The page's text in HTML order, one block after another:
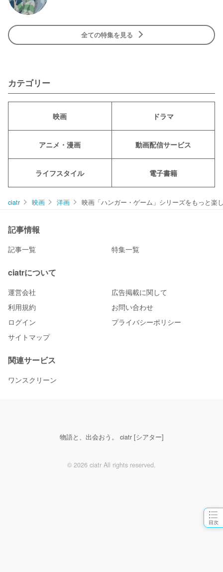
目次
全ての特集を見る
カテゴリー
映画 ドラマ
アニメ・漫画 動画配信サービス
ライフスタイル 電子書籍
ciatr 映画 洋画 映画「ハンガー・ゲーム」シリーズをもっと楽
記事情報
記事一覧 特集一覧
ciatrについて
運営会社
広告掲載に関して
利用規約
お問い合わせ
ログイン
プライバシーポリシー
サイトマップ
関連サービス
ワンスクリーン
物語と、出会おう。 ciatr [シアター]
© 2026 ciatr All rights reserved.